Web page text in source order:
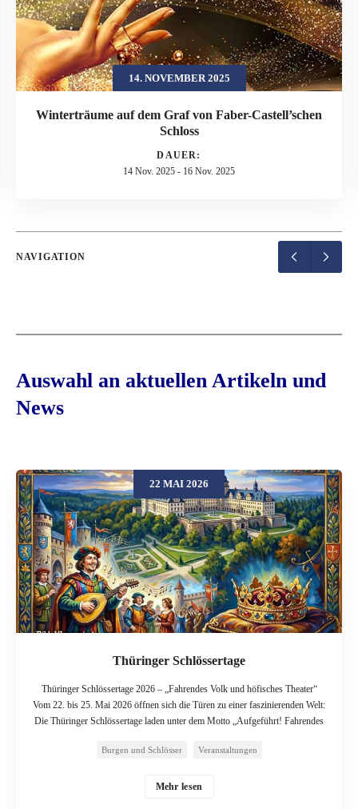
14. NOVEMBER 2025
Winterträume auf dem Graf von Faber-Castell’schen
Schloss
DAUER:
14 Nov. 2025 - 16 Nov. 2025
NAVIGATION
Auswahl an aktuellen Artikeln und
News
22 MAI 2026
Thüringer Schlössertage
Thüringer Schlössertage 2026 – „Fahrendes Volk und höfisches Theater“
Vom 22. bis 25. Mai 2026 öffnen sich die Türen zu einer faszinierenden Welt:
Die Thüringer Schlössertage laden unter dem Motto „Aufgeführt! Fahrendes
ein. Dieses Jahr steht ganz im Zeichen von Theater, Musik und künstlerischer
durchzieht wie ein roter Faden. Die Schlösser und Residenzen der
Burgen und Schlösser Veranstaltungen
Mehr lesen